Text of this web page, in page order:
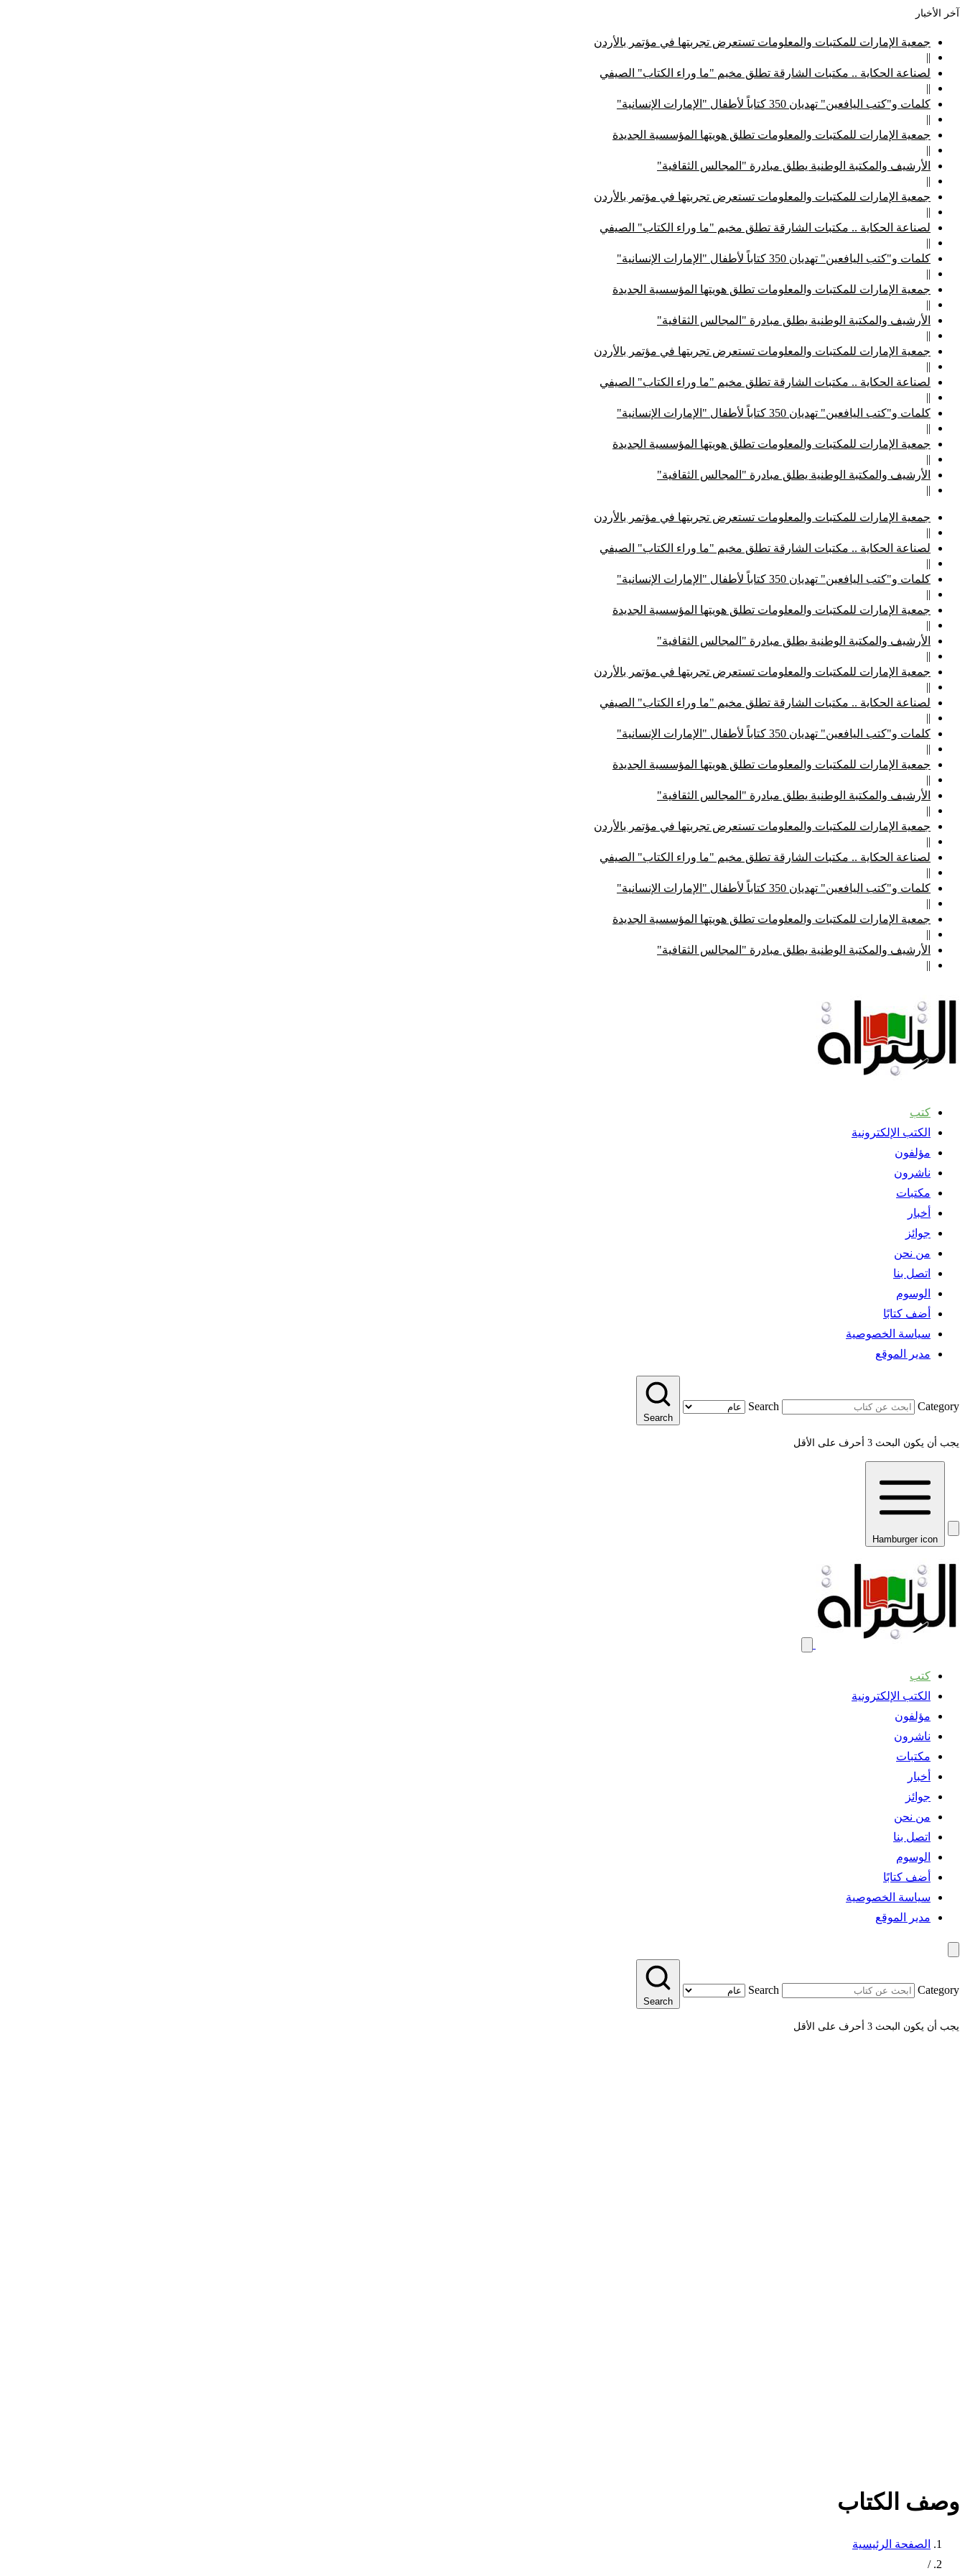
آخر الأخبار
جمعية الإمارات للمكتبات والمعلومات تستعرض تجربتها في مؤتمر بالأردن
||
لصناعة الحكاية .. مكتبات الشارقة تطلق مخيم "ما وراء الكتاب" الصيفي
||
كلمات و"كتب اليافعين" تهديان 350 كتاباً لأطفال "الإمارات الإنسانية"
||
جمعية الإمارات للمكتبات والمعلومات تطلق هويتها المؤسسية الجديدة
||
الأرشيف والمكتبة الوطنية يطلق مبادرة "المجالس الثقافية"
||
جمعية الإمارات للمكتبات والمعلومات تستعرض تجربتها في مؤتمر بالأردن
||
لصناعة الحكاية .. مكتبات الشارقة تطلق مخيم "ما وراء الكتاب" الصيفي
||
كلمات و"كتب اليافعين" تهديان 350 كتاباً لأطفال "الإمارات الإنسانية"
||
جمعية الإمارات للمكتبات والمعلومات تطلق هويتها المؤسسية الجديدة
||
الأرشيف والمكتبة الوطنية يطلق مبادرة "المجالس الثقافية"
||
جمعية الإمارات للمكتبات والمعلومات تستعرض تجربتها في مؤتمر بالأردن
||
لصناعة الحكاية .. مكتبات الشارقة تطلق مخيم "ما وراء الكتاب" الصيفي
||
كلمات و"كتب اليافعين" تهديان 350 كتاباً لأطفال "الإمارات الإنسانية"
||
جمعية الإمارات للمكتبات والمعلومات تطلق هويتها المؤسسية الجديدة
||
الأرشيف والمكتبة الوطنية يطلق مبادرة "المجالس الثقافية"
||
جمعية الإمارات للمكتبات والمعلومات تستعرض تجربتها في مؤتمر بالأردن
||
لصناعة الحكاية .. مكتبات الشارقة تطلق مخيم "ما وراء الكتاب" الصيفي
||
كلمات و"كتب اليافعين" تهديان 350 كتاباً لأطفال "الإمارات الإنسانية"
||
جمعية الإمارات للمكتبات والمعلومات تطلق هويتها المؤسسية الجديدة
||
الأرشيف والمكتبة الوطنية يطلق مبادرة "المجالس الثقافية"
||
جمعية الإمارات للمكتبات والمعلومات تستعرض تجربتها في مؤتمر بالأردن
||
لصناعة الحكاية .. مكتبات الشارقة تطلق مخيم "ما وراء الكتاب" الصيفي
||
كلمات و"كتب اليافعين" تهديان 350 كتاباً لأطفال "الإمارات الإنسانية"
||
جمعية الإمارات للمكتبات والمعلومات تطلق هويتها المؤسسية الجديدة
||
الأرشيف والمكتبة الوطنية يطلق مبادرة "المجالس الثقافية"
||
جمعية الإمارات للمكتبات والمعلومات تستعرض تجربتها في مؤتمر بالأردن
||
لصناعة الحكاية .. مكتبات الشارقة تطلق مخيم "ما وراء الكتاب" الصيفي
||
كلمات و"كتب اليافعين" تهديان 350 كتاباً لأطفال "الإمارات الإنسانية"
||
جمعية الإمارات للمكتبات والمعلومات تطلق هويتها المؤسسية الجديدة
||
الأرشيف والمكتبة الوطنية يطلق مبادرة "المجالس الثقافية"
||
كتب
الكتب الإلكترونية
مؤلفون
ناشرون
مكتبات
أخبار
جوائز
من نحن
اتصل بنا
الوسوم
أضف كتابًا
سياسة الخصوصية
مدير الموقع
Search Category
Search
يجب أن يكون البحث 3 أحرف على الأقل
Hamburger icon
كتب
الكتب الإلكترونية
مؤلفون
ناشرون
مكتبات
أخبار
جوائز
من نحن
اتصل بنا
الوسوم
أضف كتابًا
سياسة الخصوصية
مدير الموقع
Search Category
Search
يجب أن يكون البحث 3 أحرف على الأقل
وصف الكتاب
الصفحة الرئيسية
/